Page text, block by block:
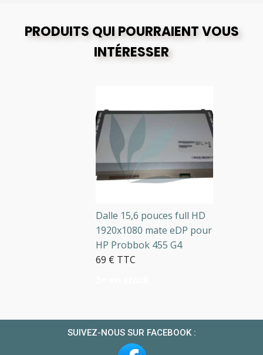
PRODUITS QUI POURRAIENT VOUS
INTÉRESSER
Dalle 15,6 pouces full HD
1920x1080 mate eDP pour
HP Probbok 455 G4
69 € TTC
SUIVEZ-NOUS SUR FACEBOOK :